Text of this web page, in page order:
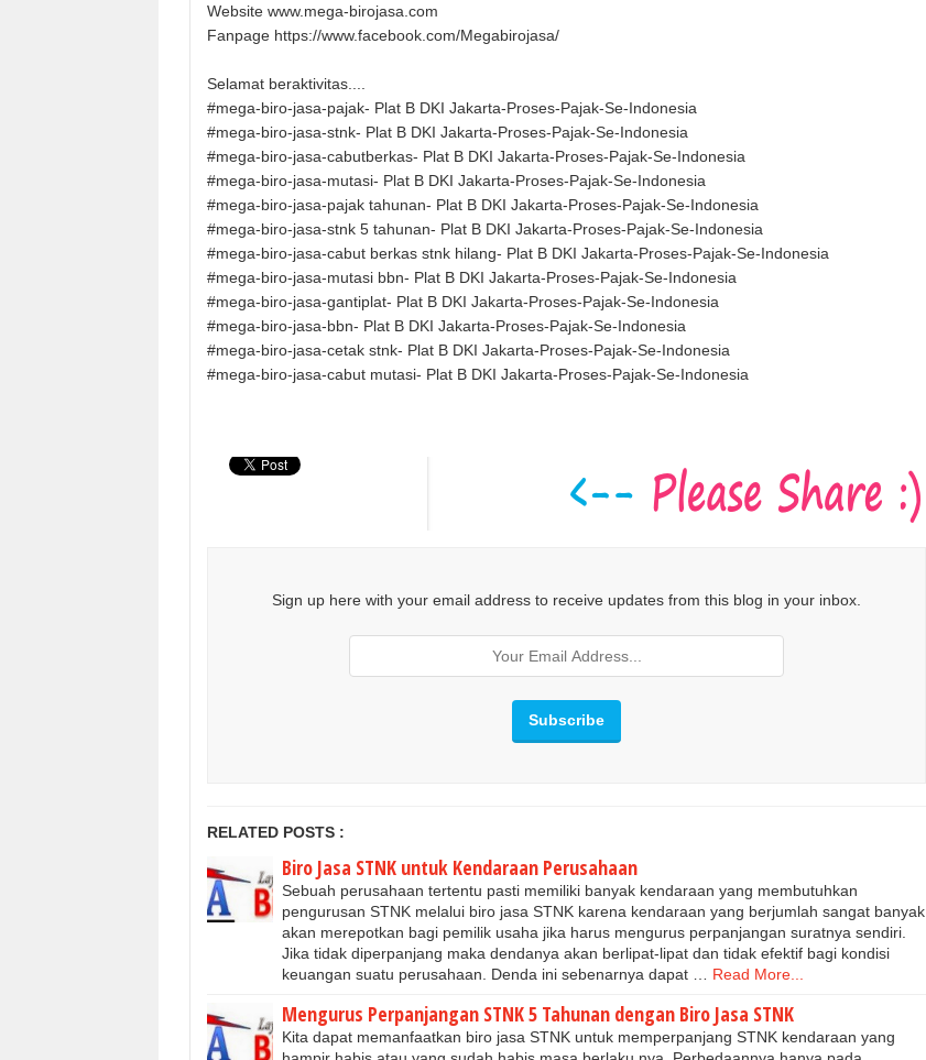
Website www.mega-birojasa.com
Fanpage https://www.facebook.com/Megabirojasa/
Selamat beraktivitas....
#mega-biro-jasa-pajak- Plat B DKI Jakarta-Proses-Pajak-Se-Indonesia
#mega-biro-jasa-stnk- Plat B DKI Jakarta-Proses-Pajak-Se-Indonesia
#mega-biro-jasa-cabutberkas- Plat B DKI Jakarta-Proses-Pajak-Se-Indonesia
#mega-biro-jasa-mutasi- Plat B DKI Jakarta-Proses-Pajak-Se-Indonesia
#mega-biro-jasa-pajak tahunan- Plat B DKI Jakarta-Proses-Pajak-Se-Indonesia
#mega-biro-jasa-stnk 5 tahunan- Plat B DKI Jakarta-Proses-Pajak-Se-Indonesia
#mega-biro-jasa-cabut berkas stnk hilang- Plat B DKI Jakarta-Proses-Pajak-Se-Indonesia
#mega-biro-jasa-mutasi bbn- Plat B DKI Jakarta-Proses-Pajak-Se-Indonesia
#mega-biro-jasa-gantiplat- Plat B DKI Jakarta-Proses-Pajak-Se-Indonesia
#mega-biro-jasa-bbn- Plat B DKI Jakarta-Proses-Pajak-Se-Indonesia
#mega-biro-jasa-cetak stnk- Plat B DKI Jakarta-Proses-Pajak-Se-Indonesia
#mega-biro-jasa-cabut mutasi- Plat B DKI Jakarta-Proses-Pajak-Se-Indonesia
Sign up here with your email address to receive updates from this blog in your inbox.
RELATED POSTS :
Biro Jasa STNK untuk Kendaraan Perusahaan
Sebuah perusahaan tertentu pasti memiliki banyak kendaraan yang membutuhkan
pengurusan STNK melalui biro jasa STNK karena kendaraan yang berjumlah sangat banyak
akan merepotkan bagi pemilik usaha jika harus mengurus perpanjangan suratnya sendiri.
Jika tidak diperpanjang maka dendanya akan berlipat-lipat dan tidak efektif bagi kondisi
keuangan suatu perusahaan. Denda ini sebenarnya dapat …
Read More...
Mengurus Perpanjangan STNK 5 Tahunan dengan Biro Jasa STNK
Kita dapat memanfaatkan biro jasa STNK untuk memperpanjang STNK kendaraan yang